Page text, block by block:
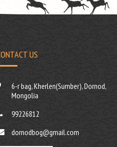
US
6-r bag, Kherlen(Sumber), Dornod,
Mongolia
99226812
dornodbog@gmail.com